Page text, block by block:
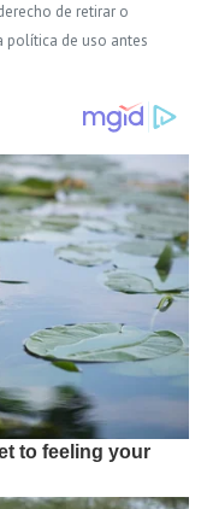
de retirar o
política de uso antes